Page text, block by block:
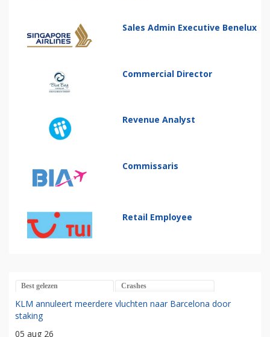
Sales Admin Executive Benelux
Commercial Director
Revenue Analyst
Commissaris
Retail Employee
Best gelezen Crashes
KLM annuleert meerdere vluchten naar Barcelona door
staking
05 aug 26